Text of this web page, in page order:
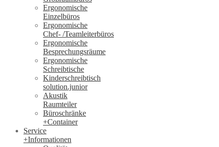
Ergonomische
Einzelbüros
Ergonomische
Chef- /Teamleiterbüros
Ergonomische
Besprechungsräume
Ergonomische
Schreibtische
Kinderschreibtisch
solution.junior
Akustik
Raumteiler
Büroschränke
+Container
Service
+Informationen